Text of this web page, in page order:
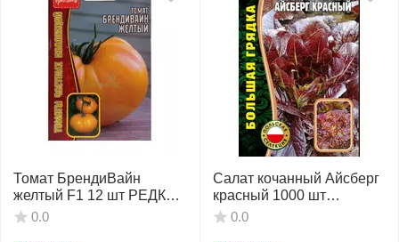
Томат БрендиВайн
желтый F1 12 шт РЕДКИЕ
СЕМЕНА
0.0
Салат кочанный Айсберг
красный 1000 шт
РЕДКИЕ СЕМЕНА
0.0